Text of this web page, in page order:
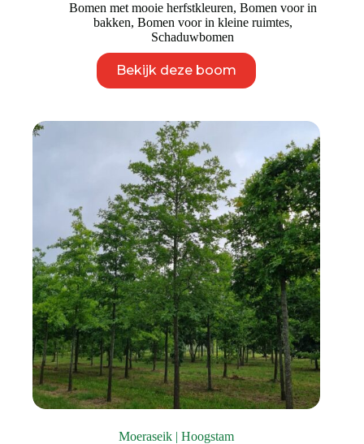
Bomen met mooie herfstkleuren, Bomen voor in
bakken, Bomen voor in kleine ruimtes,
Schaduwbomen
Bekijk deze boom
product
heeft
variaties.
Deze
optie
kan
gekozen
worden
op
de
productpagina
Moeraseik | Hoogstam